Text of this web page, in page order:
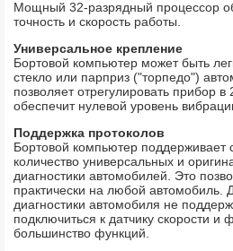
Мощный 32-разрядный процессор
точность и скорость работы.
Универсальное крепление
Бортовой компьютер может быть
стекло или парприз ("торпедо")
позволяет отрегулировать прибор в
обеспечит нулевой уровень
Поддержка протоколов
Бортовой компьютер
количество универсальных и
диагностики автомобилей. Это
практически на любой автомобиль.
диагностики автомобиля не
подключиться к датчику скорости и
большинство функций.